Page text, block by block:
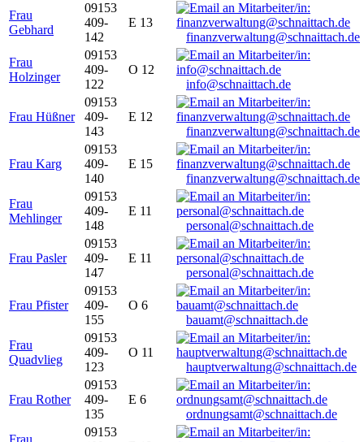
Frau
Gebhard
09153
409-
142
E 13
finanzverwaltung@schnaittach.de
Frau
Holzinger
09153
409-
122
O 12
info@schnaittach.de
Frau Hüßner
09153
409-
143
E 12
finanzverwaltung@schnaittach.de
Frau Karg
09153
409-
140
E 15
finanzverwaltung@schnaittach.de
Frau
Mehlinger
09153
409-
148
E 11
personal@schnaittach.de
Frau Pasler
09153
409-
147
E 11
personal@schnaittach.de
Frau Pfister
09153
409-
155
O 6
bauamt@schnaittach.de
Frau
Quadvlieg
09153
409-
123
O 11
hauptverwaltung@schnaittach.de
Frau Rother
09153
409-
135
E 6
ordnungsamt@schnaittach.de
09153